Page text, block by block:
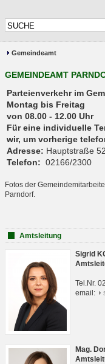
Gemeindeamt
GEMEINDEAMT
Parteienverkehr
Montag bis Freitag
von 08.00 - 12.00 Uhr
Für eine individuelle
wir, um vorherige
Adresse: Hauptstraße
Telefon: 02166/2300
Fotos der
Parndorf.
Amtsleitung
Sigrid
Tel.Nr.
email:
Mag.